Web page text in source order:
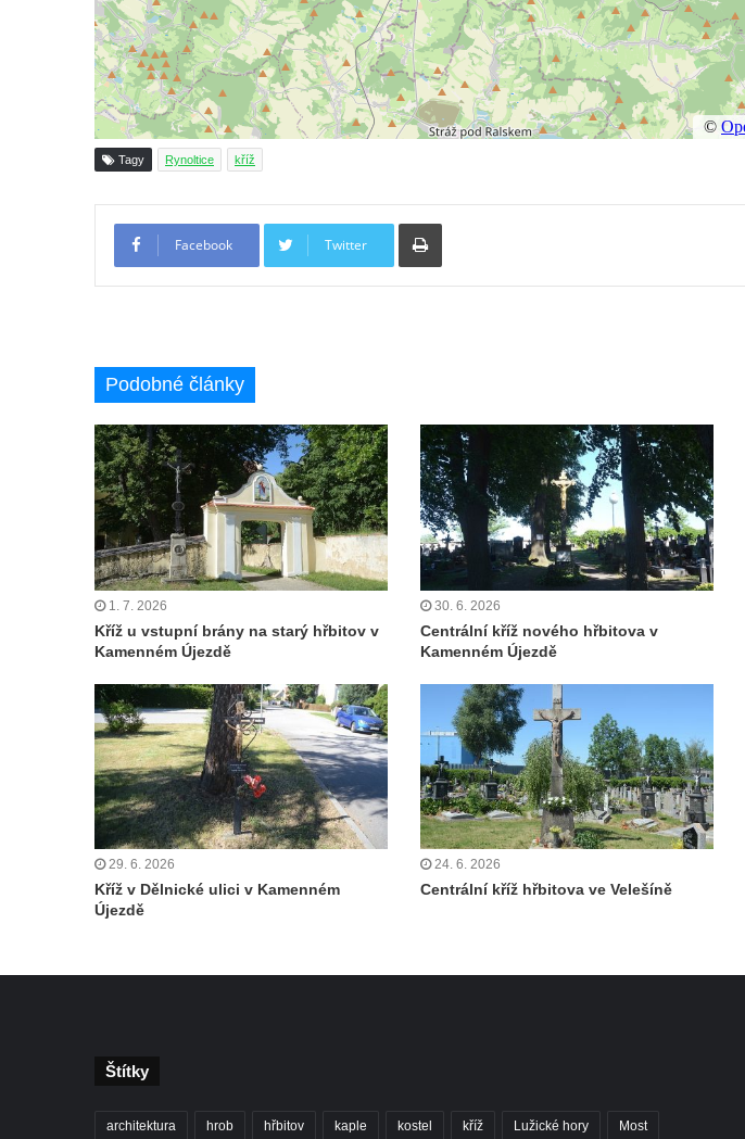
Boží muka u domu čp. 392 na rohu ulic Na
Hradčanech a Palackého v Roudnici nad
Labem
Kříž v centru Liběšic
Kříž na návsi v Chouči
Kříž na návsi v Dobrčicích
Kříž u domu čp. 3 v Chrámcích
Centrální kříž hřbitova v Kozlech
Pamětní kříž na Lovoši
Kříž na rozcestí u domu čp. 49 ve Svojkově
Centrální kříž bývalého hřbitova v Horním
Chlumu
Kříž jižně od Prysku
Neugebauerův kříž východně od Sloupu v
Kříž u kostela Zvěstování Panny Marie v
Duchcově
Údajný kříž před kostelem svatých Petra a
Pavla v Jeníkově
Kříž na návsi v Jeníkově
Kříž na křižovatce v Teplické ulici v Lahošti
Posteltův kříž naproti domu ev.č. 29 v
Tagy Rynoltice kříž
Facebook Twitter
Tisknout
Podobné články
1. 7. 2026
Kříž u vstupní brány na starý hřbitov v
Kamenném Újezdě
30. 6. 2026
Centrální kříž nového hřbitova v
Kamenném Újezdě
29. 6. 2026
Kříž v Dělnické ulici v Kamenném
Újezdě
24. 6. 2026
Centrální kříž hřbitova ve Velešíně
Štítky
architektura hrob hřbitov kaple kostel kříž Lužické hory Most